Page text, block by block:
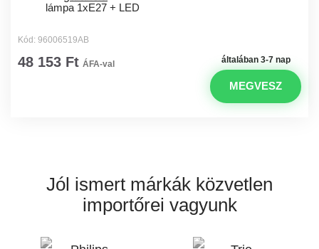
lámpa 1xE27 + LED
Kód: 96006519AB
általában 3-7 nap
48 153 Ft ÁFA-val
MEGVESZ
Jól ismert márkák közvetlen
importőrei vagyunk